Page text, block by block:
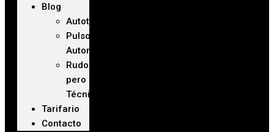
Blog
Autoteca
Pulso
Automotriz
Rudo
pero
Técnico
Tarifario
Contacto